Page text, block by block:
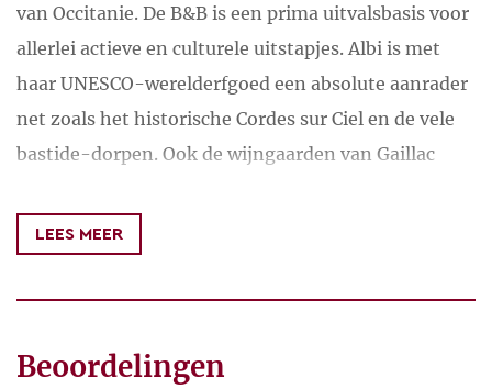
van Occitanie. De B&B is een prima uitvalsbasis voor
allerlei actieve en culturele uitstapjes. Albi is met
haar UNESCO-werelderfgoed een absolute aanrader
net zoals het historische Cordes sur Ciel en de vele
bastide-dorpen. Ook de wijngaarden van Gaillac
markt te beleven. De glooiende heuvels van de Tarn
en de vallei van de Viaur zijn een paradijs voor
wandelaars en fietsers.
Een greep uit bezienswaardigheden en activiteiten
LEES MEER
Beoordelingen